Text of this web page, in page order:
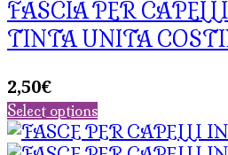
FASCIA PER
TINTA UNITA
2,50€
Select options